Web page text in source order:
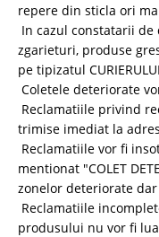
repere din sticla ori
In cazul constatarii
zgarieturi, produse
pe tipizatul
Coletele deteriorate
Reclamatiile privind
trimise imediat la
Reclamatiile vor fi
mentionat "COLET
zonelor deteriorate
Reclamatiile
produsului nu vor fi